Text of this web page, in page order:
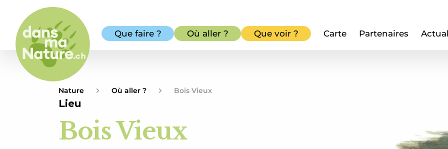
Que faire ? Où aller ? Que voir ? Carte Partenaires
Nature Où aller ? Bois Vieux
Lieu
Bois Vieux